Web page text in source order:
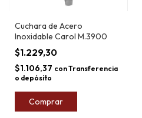
Cuchara de Acero
Inoxidable Carol M.3900
$1.229,30
$1.106,37 conTransferencia
o depósito
Comprar